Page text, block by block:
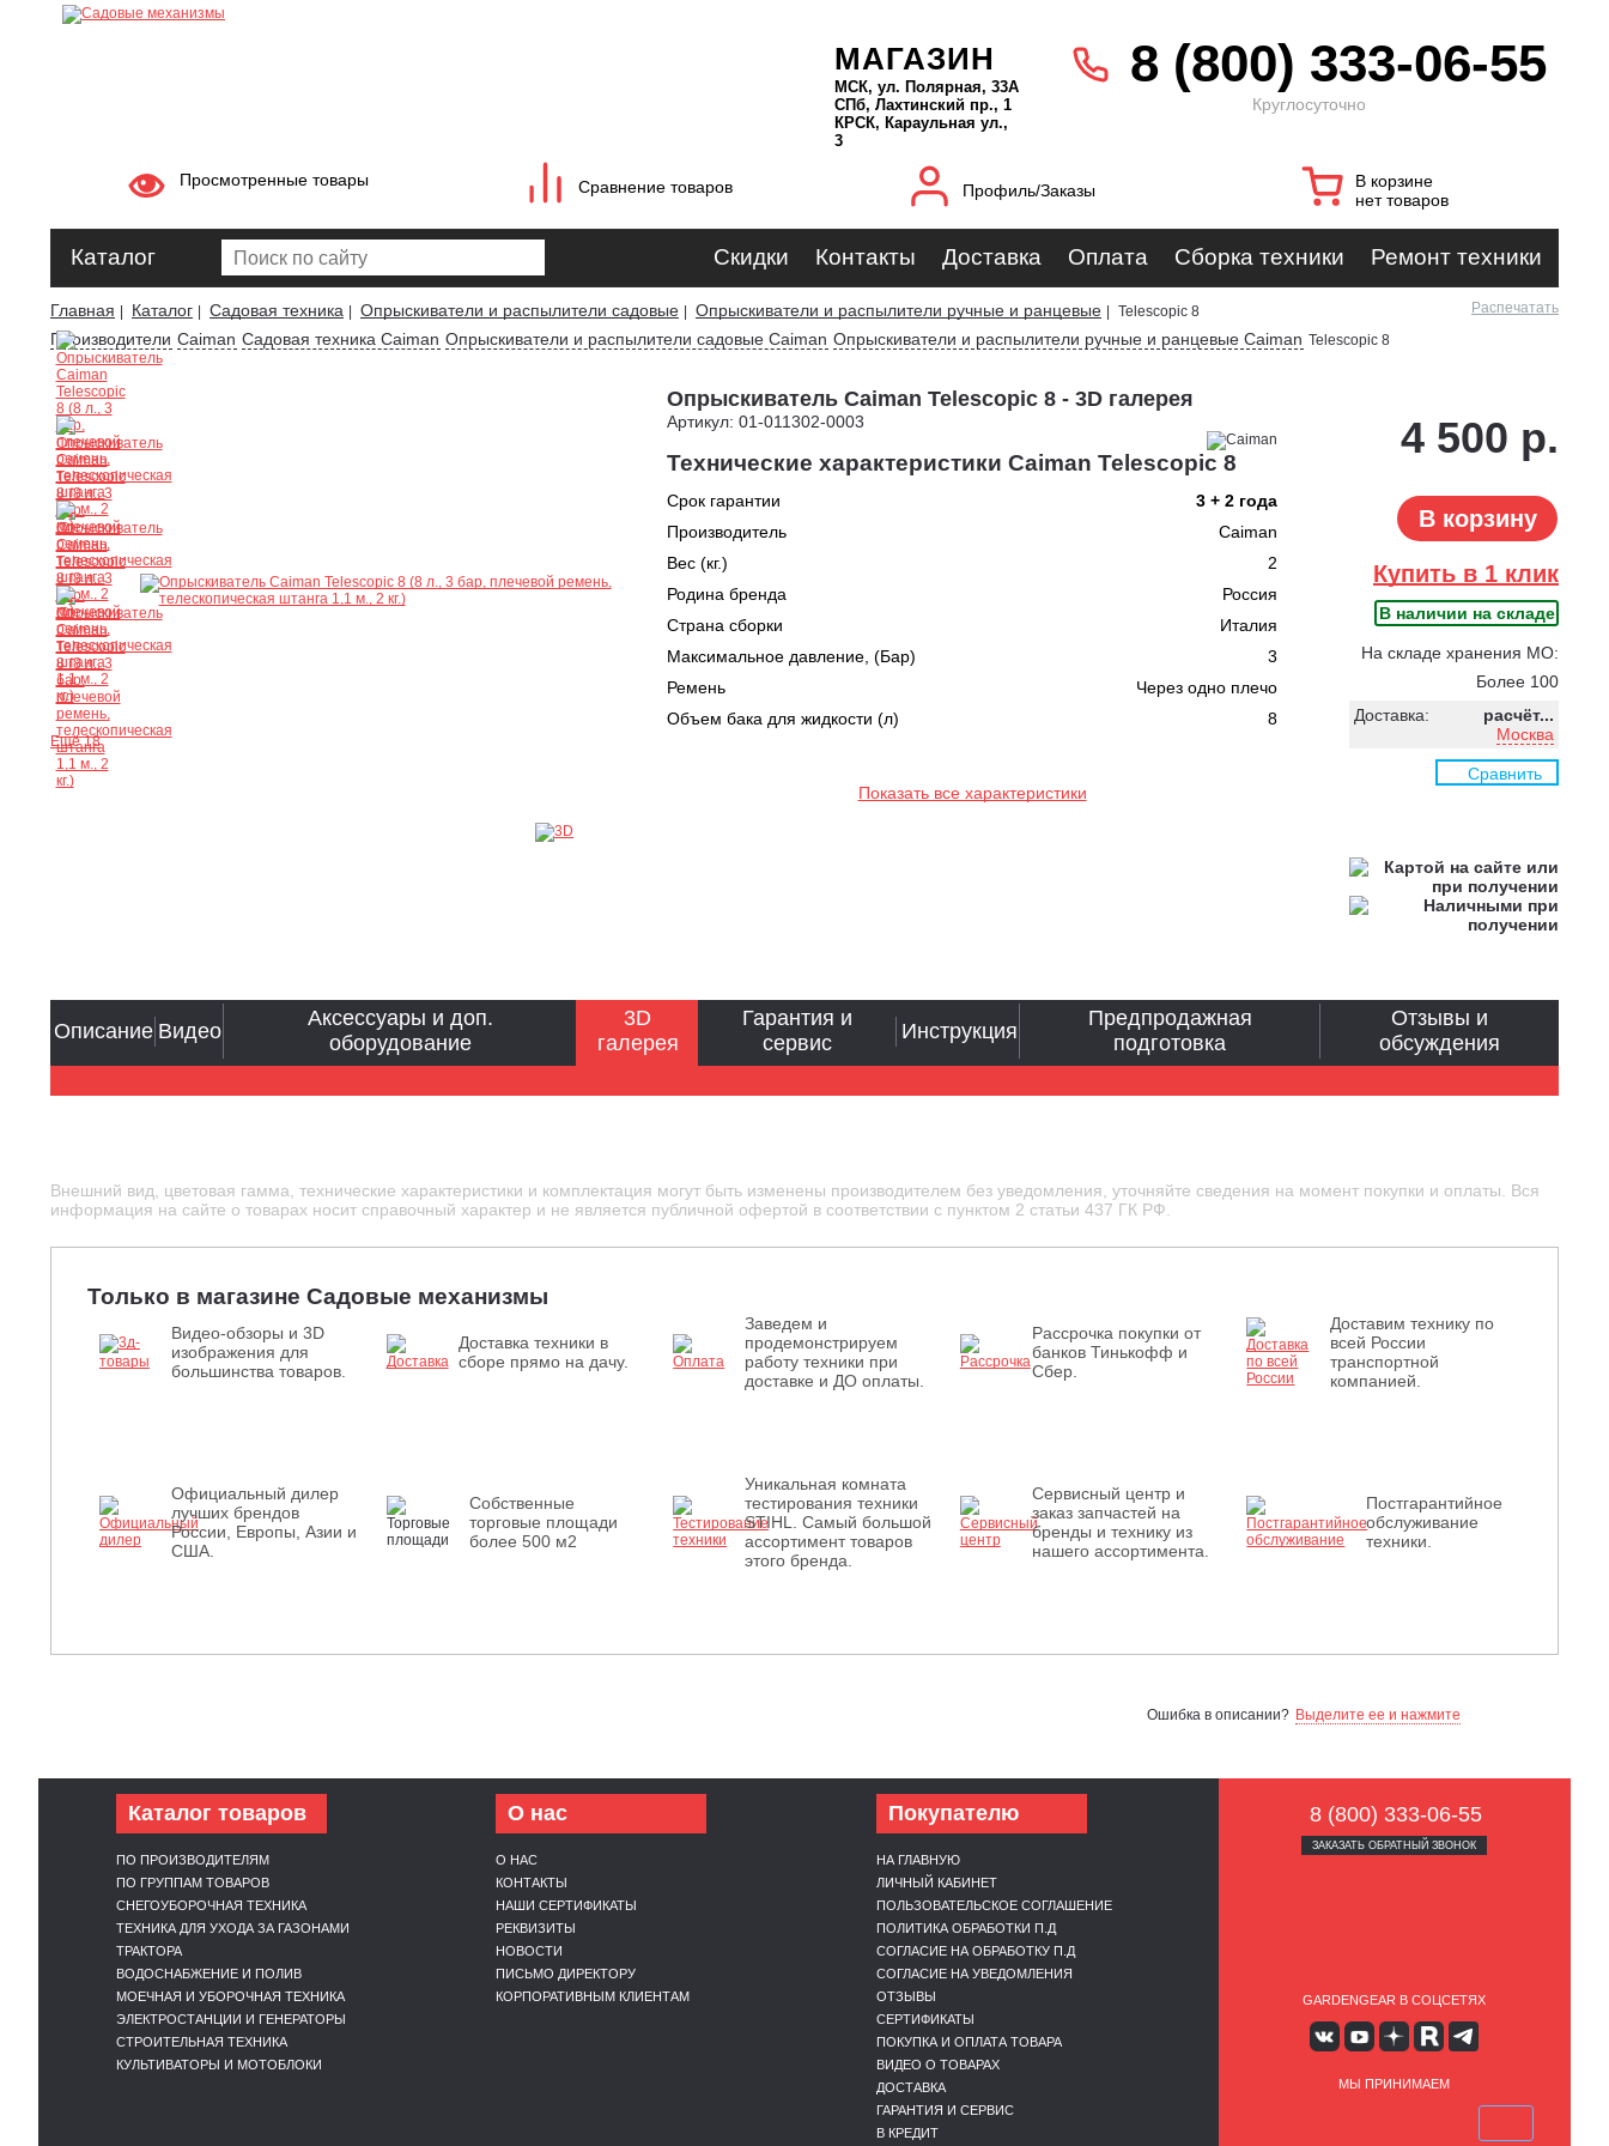
МАГАЗИН
МСК, ул. Полярная, 33А
СПб, Лахтинский пр., 1
КРСК, Караульная ул.,
3
8 (800) 333-06-55
Круглосуточно
Просмотренные товары Сравнение товаров Профиль/Заказы
В корзине
нет товаров
Каталог Скидки Контакты Доставка Оплата Сборка техники Ремонт техники
Главная Каталог Садовая техника Опрыскиватели и распылители садовые Опрыскиватели и распылители ручные и ранцевые Telescopic 8 Распечатать
Производители Caiman Садовая техника Caiman Опрыскиватели и распылители садовые Caiman Опрыскиватели и распылители ручные и ранцевые Caiman Telescopic 8
Ещё 18
Опрыскиватель Caiman Telescopic 8 - 3D галерея
Артикул: 01-011302-0003
Технические характеристики Caiman Telescopic 8
Срок гарантии
3 + 2 года
Производитель
Caiman
Вес (кг.)
2
Родина бренда
Россия
Страна сборки
Италия
Максимальное давление, (Бар)
3
Ремень
Через одно плечо
Объем бака для жидкости (л)
8
Показать все характеристики
4 500 р.
В корзину
Купить в 1 клик
В наличии на складе
На складе хранения МО:
Более 100
Доставка:
расчёт...
Москва
Сравнить
Описание Видео
Аксессуары и доп.
оборудование
3D
галерея
Гарантия и
сервис
Инструкция
Предпродажная
подготовка
Отзывы и
обсуждения
Внешний вид, цветовая гамма, технические характеристики и комплектация могут быть изменены производителем без уведомления, уточняйте сведения на момент покупки и оплаты. Вся
информация на сайте о товарах носит справочный характер и не является публичной офертой в соответствии с пунктом 2 статьи 437 ГК РФ.
Только в магазине Садовые механизмы
Видео-обзоры и 3D
изображения для
большинства товаров.
Доставка техники в
сборе прямо на дачу.
Заведем и
продемонстрируем
работу техники при
доставке и ДО оплаты.
Рассрочка покупки от
банков Тинькофф и
Сбер.
Доставим технику по
всей России
транспортной
компанией.
Официальный дилер
лучших брендов
России, Европы, Азии и
США.
Собственные
торговые площади
более 500 м2
Уникальная комната
тестирования техники
STIHL. Самый большой
ассортимент товаров
этого бренда.
Сервисный центр и
заказ запчастей на
бренды и технику из
нашего ассортимента.
Постгарантийное
обслуживание
техники.
Ошибка в описании? Выделите ее и нажмите
Каталог товаров
ПО ПРОИЗВОДИТЕЛЯМ
ПО ГРУППАМ ТОВАРОВ
СНЕГОУБОРОЧНАЯ ТЕХНИКА
ТЕХНИКА ДЛЯ УХОДА ЗА ГАЗОНАМИ
ТРАКТОРА
ВОДОСНАБЖЕНИЕ И ПОЛИВ
МОЕЧНАЯ И УБОРОЧНАЯ ТЕХНИКА
ЭЛЕКТРОСТАНЦИИ И ГЕНЕРАТОРЫ
СТРОИТЕЛЬНАЯ ТЕХНИКА
КУЛЬТИВАТОРЫ И МОТОБЛОКИ
О нас
О НАС
КОНТАКТЫ
НАШИ СЕРТИФИКАТЫ
РЕКВИЗИТЫ
НОВОСТИ
ПИСЬМО ДИРЕКТОРУ
КОРПОРАТИВНЫМ КЛИЕНТАМ
Покупателю
НА ГЛАВНУЮ
ЛИЧНЫЙ КАБИНЕТ
ПОЛЬЗОВАТЕЛЬСКОЕ СОГЛАШЕНИЕ
ПОЛИТИКА ОБРАБОТКИ П.Д
СОГЛАСИЕ НА ОБРАБОТКУ П.Д
СОГЛАСИЕ НА УВЕДОМЛЕНИЯ
ОТЗЫВЫ
СЕРТИФИКАТЫ
ПОКУПКА И ОПЛАТА ТОВАРА
ВИДЕО О ТОВАРАХ
ДОСТАВКА
ГАРАНТИЯ И СЕРВИС
В КРЕДИТ
8 (800) 333-06-55
ЗАКАЗАТЬ ОБРАТНЫЙ ЗВОНОК
GARDENGEAR В СОЦСЕТЯХ
МЫ ПРИНИМАЕМ